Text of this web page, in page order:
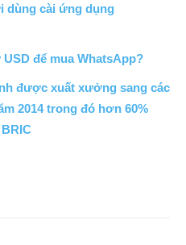
dùng cài ứng dụng
để mua WhatsApp?
được xuất xưởng sang các
2014 trong đó hơn 60%